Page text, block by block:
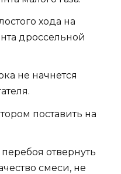
хода на
дроссельной
не начнется
поставить на
отвернуть
смеси, не